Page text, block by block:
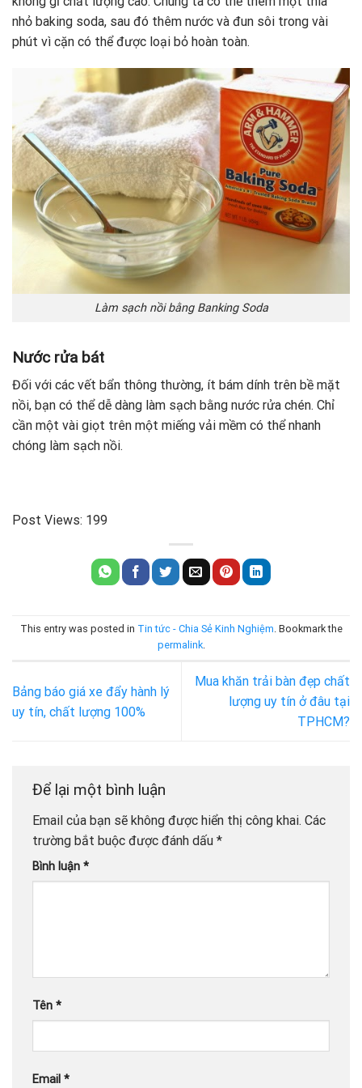
nhỏ baking soda, sau đó thêm nước và đun sôi trong vài
phút vì cặn có thể được loại bỏ hoàn toàn.
Làm sạch nồi bằng Banking Soda
Nước rửa bát
Đối với các vết bẩn thông thường, ít bám dính trên bề mặt
nồi, bạn có thể dễ dàng làm sạch bằng nước rửa chén. Chỉ
cần một vài giọt trên một miếng vải mềm có thể nhanh
chóng làm sạch nồi.
Post Views: 199
This entry was posted in Tin tức - Chia Sẻ Kinh Nghiệm. Bookmark the
permalink.
Bảng báo giá xe đẩy hành lý
uy tín, chất lượng 100%
Mua khăn trải bàn đẹp chất
lượng uy tín ở đâu tại
TPHCM?
Để lại một bình luận
Email của bạn sẽ không được hiển thị công khai. Các
trường bắt buộc được đánh dấu *
Bình luận *
Tên *
Email *